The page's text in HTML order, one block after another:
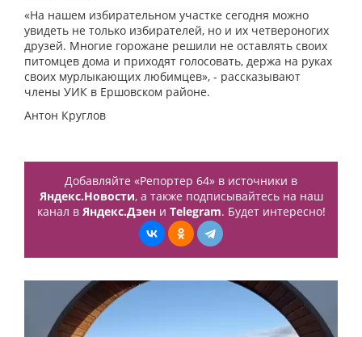
«На нашем избирательном участке сегодня можно
увидеть не только избирателей, но и их четвероногих
друзей. Многие горожане решили не оставлять своих
питомцев дома и приходят голосовать, держа на руках
своих мурлыкающих любимцев», - рассказывают
члены УИК в Ершовском районе.
Антон Круглов
Добавляйте «Репортер 64» в источники в
Яндекс.Новости, а также подписывайтесь на наш
канал в Яндекс.Дзени Telegram. Будет интересно!